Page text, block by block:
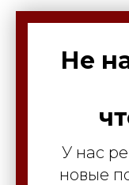
Не
У нас
новые